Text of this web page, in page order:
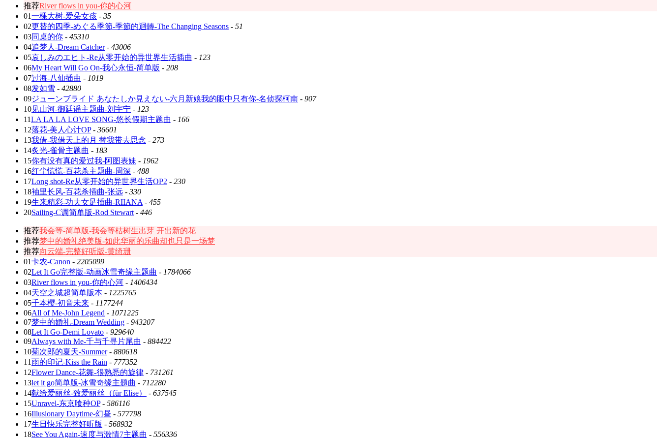
推荐River flows in you-你的心河
01一棵大树-爱朵女孩 - 35
02更替的四季-めぐる季節-季節的迴轉-The Changing Seasons - 51
03同桌的你 - 45310
04追梦人-Dream Catcher- 43006
05哀しみのエヒト-Re从零开始的异世界生活插曲 - 123
06My Heart Will Go On-我心永恒-简单版 - 208
07过海-八仙插曲 - 1019
08发如雪 - 42880
09ジューンブライド あなたしか見えない-六月新娘我的眼中只有你-名侦探柯南 - 907
10见山河-御廷谣主题曲-刘宇宁 - 123
11LA LA LA LOVE SONG-悠长假期主题曲 - 166
12落花-美人心计OP- 36601
13我借-我借天上的月 替我带去思念 - 273
14炙光-雀骨主题曲 - 183
15你有没有真的爱过我-阿图表妹 - 1962
16红尘慌慌-百花杀主题曲-周深 - 488
17Long shot-Re从零开始的异世界生活OP2 - 230
18袖里长风-百花杀插曲-张远 - 330
19生来精彩-功夫女足插曲-RIIANA - 455
20Sailing-C调简单版-Rod Stewart - 446
推荐我会等-简单版-我会等枯树生出芽 开出新的花
推荐梦中的婚礼绝美版-如此华丽的乐曲却也只是一场梦
推荐向云端-完整好听版-黄绮珊
01卡农-Canon - 2205099
02Let It Go完整版-动画冰雪奇缘主题曲 - 1784066
03River flows in you-你的心河 - 1406434
04天空之城超简单版本 - 1225765
05千本樱-初音未来 - 1177244
06All of Me-John Legend - 1071225
07梦中的婚礼-Dream Wedding - 943207
08Let It Go-Demi Lovato - 929640
09Always with Me-千与千寻片尾曲 - 884422
10菊次郎的夏天-Summer- 880618
11雨的印记-Kiss the Rain - 777352
12Flower Dance-花舞-很熟悉的旋律 - 731261
13let it go简单版-冰雪奇缘主题曲 - 712280
14献给爱丽丝-致爱丽丝（für Elise） - 637545
15Unravel-东京喰种OP- 586116
16Illusionary Daytime-幻昼 - 577798
17生日快乐完整好听版 - 568932
18See You Again-速度与激情7主题曲 - 556336